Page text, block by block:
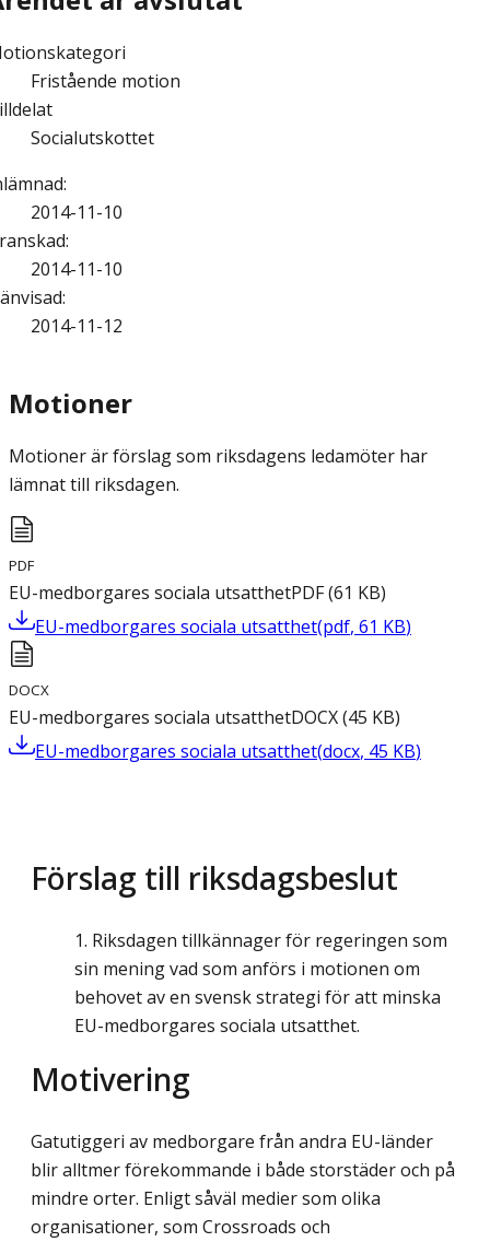
Fristående motion
Socialutskottet
:
2014-11-10
:
2014-11-10
:
2014-11-12
Motioner
Motioner är förslag som riksdagens ledamöter har
lämnat till riksdagen.
PDF
EU-medborgares sociala utsatthetPDF(61 KB)
EU-medborgares sociala utsatthet(pdf, 61 KB)
DOCX
EU-medborgares sociala utsatthetDOCX(45 KB)
EU-medborgares sociala utsatthet(docx, 45 KB)
Förslag till riksdagsbeslut
Riksdagen tillkännager för regeringen som
sin mening vad som anförs i motionen om
behovet av en svensk strategi för att minska
EU-medborgares sociala utsatthet.
Motivering
Gatutiggeri av medborgare från andra EU-länder
blir alltmer förekommande i både storstäder och på
mindre orter. Enligt såväl medier som olika
organisationer, som Crossroads och